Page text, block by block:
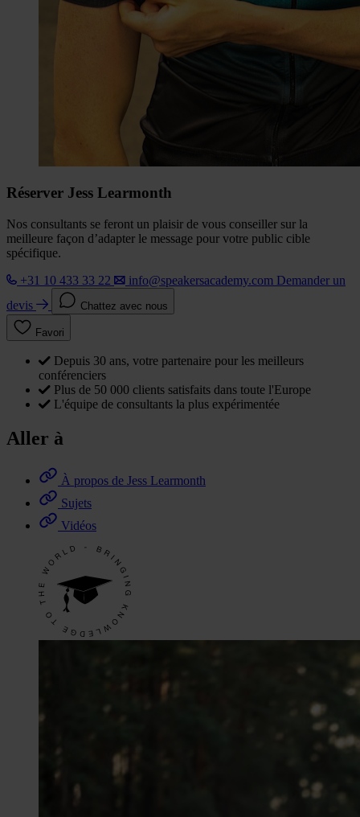
Réserver Jess Learmonth
Nos consultants se feront un plaisir de vous conseiller sur la
meilleure façon d’adapter le message pour votre public cible
spécifique.
+31 10 433 33 22
info@speakersacademy.com Demander un
devis
Chattez avec nous
Favori
Depuis 30 ans, votre partenaire pour les meilleurs
conférenciers
Plus de 50 000 clients satisfaits dans toute l'Europe
L'équipe de consultants la plus expérimentée
Aller à
À propos de Jess Learmonth
Sujets
Vidéos